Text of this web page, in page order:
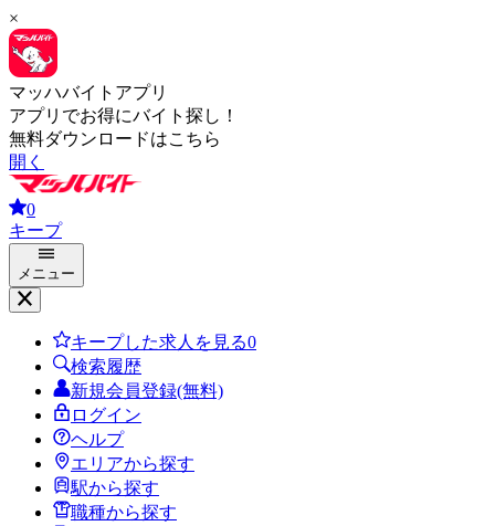
×
マッハバイトアプリ
アプリでお得にバイト探し！
無料ダウンロードはこちら
開く
0
キープ
メニュー
キープした求人を見る0
検索履歴
新規会員登録(無料)
ログイン
ヘルプ
エリアから探す
駅から探す
職種から探す